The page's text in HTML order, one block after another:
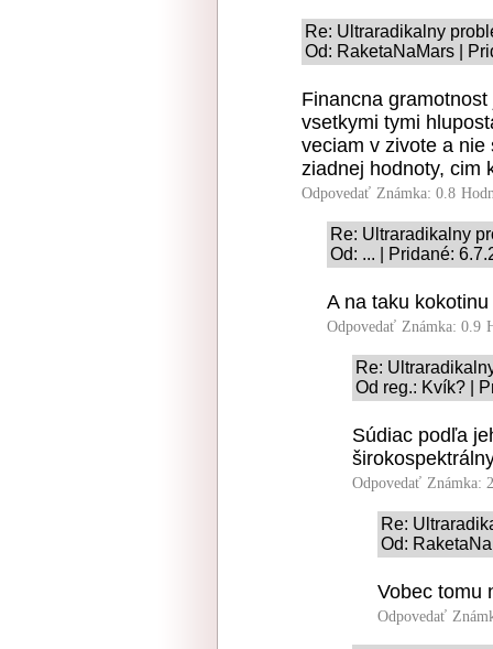
Re: Ultraradikalny
Od: RaketaNaMars |
Financna
vsetkymi tymi
veciam v zivote a
ziadnej hodnoty, cim
Odpovedať Známka: 0.8
Re: Ultraradikalny
Od: ... | Pridané:
A na taku
Odpovedať Známka: 0.9
Re:
Od reg.: Kvík? |
Súdiac podľa
Odpovedať Známka:
Re:
Od:
Vobec tomu
Odpovedať